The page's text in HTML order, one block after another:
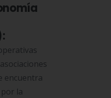
encuentra
la